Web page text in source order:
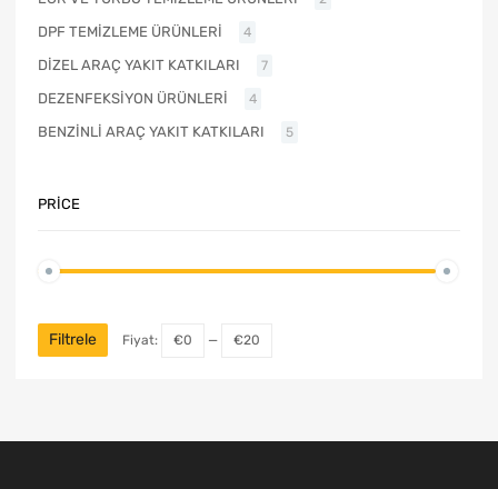
DPF TEMİZLEME ÜRÜNLERİ 4
DİZEL ARAÇ YAKIT KATKILARI 7
DEZENFEKSİYON ÜRÜNLERİ 4
BENZİNLİ ARAÇ YAKIT KATKILARI 5
PRICE
Filtrele Fiyat: €0 — €20